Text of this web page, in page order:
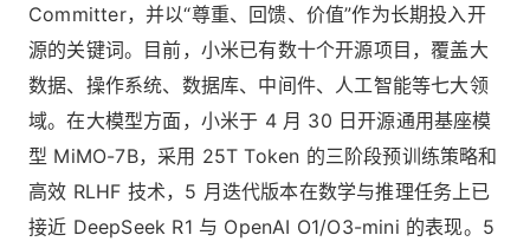
Committer，并以“尊重、回馈、价值”作为长期投入开
源的关键词。目前，小米已有数十个开源项目，覆盖大
数据、操作系统、数据库、中间件、人工智能等七大领
域。在大模型方面，小米于 4 月 30 日开源通用基座模
型 MiMO-7B，采用 25T Token 的三阶段预训练策略和
高效 RLHF 技术，5 月迭代版本在数学与推理任务上已
接近 DeepSeek R1 与 OpenAI O1/O3-mini 的表现。5